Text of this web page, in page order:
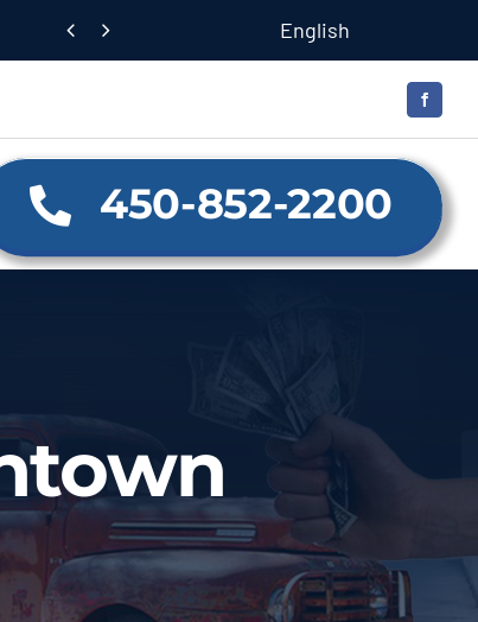
  English
450-852-2200